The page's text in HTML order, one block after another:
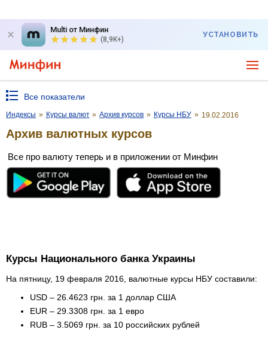
Multi от Минфин
(8,9K+)
УСТАНОВИТЬ
Все показатели
Индексы » Курсы валют » Архив курсов » Курсы НБУ » 19.02.2016
Архив валютных курсов
Все про валюту теперь и в приложении от Минфин
Курсы Национального банка Украины
На пятницу, 19 февраля 2016, валютные курсы НБУ составили:
USD – 26.4623 грн. за 1 доллар США
EUR – 29.3308 грн. за 1 евро
RUB – 3.5069 грн. за 10 российских рублей